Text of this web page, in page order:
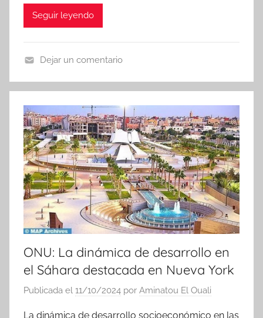
Seguir leyendo
o
t
i
c
i
a
s
Dejar un comentario
ONU: La dinámica de desarrollo en
el Sáhara destacada en Nueva York
Publicada el 11/10/2024 por Aminatou El Ouali
La dinámica de desarrollo socioeconómico en las